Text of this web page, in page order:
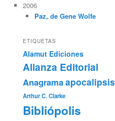
2006
Paz, de Gene Wolfe
ETIQUETAS
Alamut Ediciones
Alianza Editorial
Anagramaapocalipsis
Arthur C. Clarke
Bibliópolis